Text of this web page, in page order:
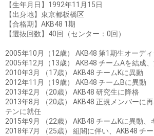
【生年月日】1992年11月15日
【出身地】東京都板橋区
【合格期】AKB48 1期
【選抜回数】40回（センター：0回）
2005年10月（12歳） AKB48 第1期生オーデ
2005年12月（13歳） AKB48 チームAを結成
2010年3月 （17歳） AKB48 チームKに異動
2012年11月（19歳） AKB48 チームBに異動
2013年2月 （20歳） AKB48 研究生に降格
2013年8月 （20歳） AKB48 正規メンバーに
テンに就任
2015年9月 （22歳） AKB48 チームKに異動、
2018年7月 （25歳） 組閣に伴い、AKB48 チ